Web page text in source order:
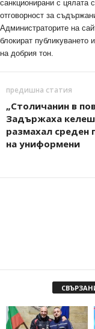
санкционирани с цялата
отговорност за
Администраторите на
блокират публикуването
на добрия тон.
предишна статия
„Столичанин в
Задържаха
размахал среден
на униформени